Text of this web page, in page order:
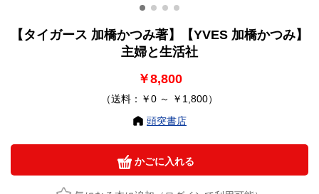
【タイガース 加橋かつみ著】【YVES 加橋かつみ】
主婦と生活社
￥8,800
（送料：￥0 ～ ￥1,800）
頭突書店
かごに入れる